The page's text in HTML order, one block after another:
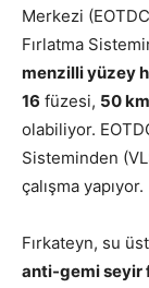
Merkezi
Fırlatma
menzilli yüzey
16 füzesi, 50
olabiliyor.
Sisteminden
çalışma yapıyor.
Fırkateyn, su
anti-gemi seyir